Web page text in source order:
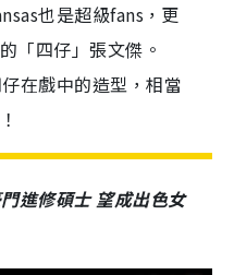
也是超級fans，更
「四仔」張文傑。
在戲中的造型，相當
進修碩士 望成出色女